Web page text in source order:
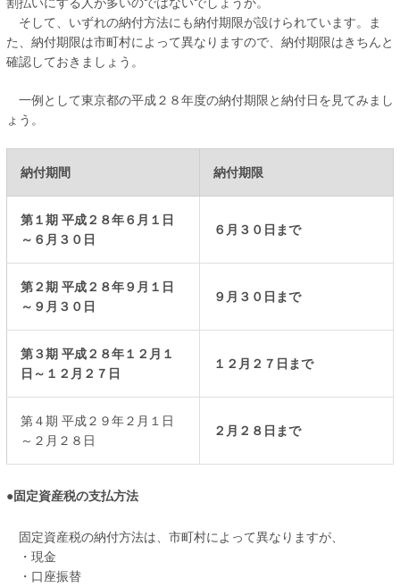
そして、いずれの納付方法にも納付期限が設けられています。ま
た、納付期限は市町村によって異なりますので、納付期限はきちんと
確認しておきましょう。
一例として東京都の平成２８年度の納付期限と納付日を見てみまし
ょう。
納付期間 納付期限
第１期 平成２８年６月１日
～６月３０日
６月３０日まで
第２期 平成２８年９月１日
～９月３０日
９月３０日まで
第３期 平成２８年１２月１
日～１２月２７日
１２月２７日まで
第４期 平成２９年２月１日
～２月２８日
２月２８日まで
●固定資産税の支払方法
固定資産税の納付方法は、市町村によって異なりますが、
・現金
・口座振替